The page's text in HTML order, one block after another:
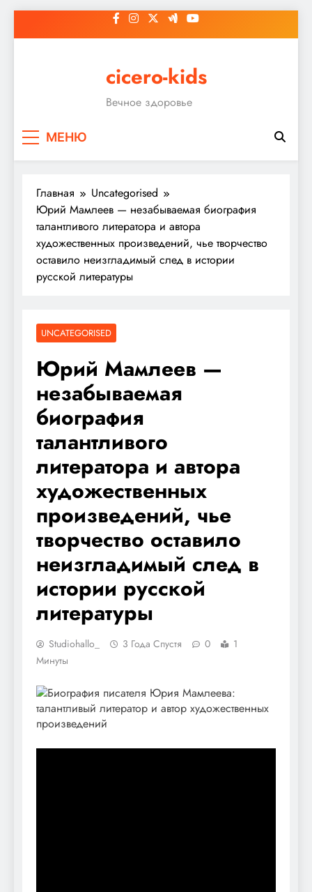
к
cicero-kids
Вечное здоровье
МЕНЮ
Главная
Uncategorised
Юрий Мамлеев — незабываемая биография
талантливого литератора и автора
художественных произведений, чье творчество
оставило неизгладимый след в истории
русской литературы
UNCATEGORISED
Юрий Мамлеев —
незабываемая
биография
талантливого
литератора и автора
художественных
произведений, чье
творчество оставило
неизгладимый след в
истории русской
литературы
Studiohallo_ 3 Года Спустя 0
1
Минуты